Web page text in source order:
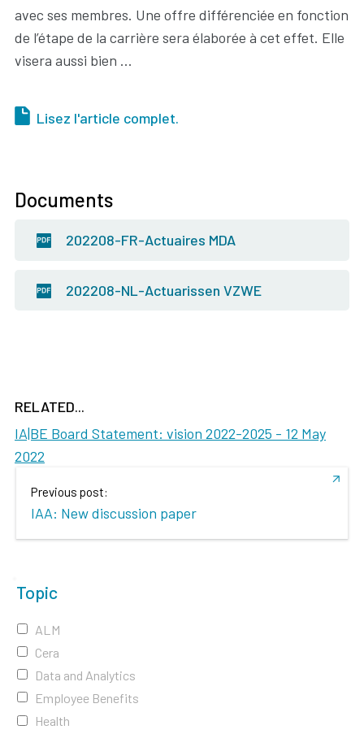
avec ses membres. Une offre différenciée en fonction
de l’étape de la carrière sera élaborée à cet effet. Elle
visera aussi bien ...
Lisez l'article complet.
Documents
202208-FR-Actuaires MDA
202208-NL-Actuarissen VZWE
RELATED...
IA|BE Board Statement: vision 2022-2025 - 12 May
2022
Previous post:
IAA: New discussion paper
Topic
ALM
Cera
Data and Analytics
Employee Benefits
Health